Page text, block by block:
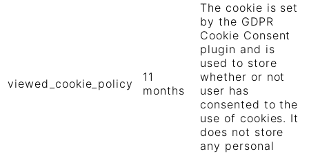
viewed_cookie_policy
11
months
The cookie is set
by the GDPR
Cookie Consent
plugin and is
used to store
whether or not
user has
consented to the
use of cookies. It
does not store
any personal